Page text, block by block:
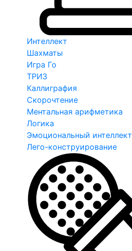
Интеллект
Шахматы
Игра Го
ТРИЗ
Каллиграфия
Скорочтение
Ментальная арифметика
Логика
Эмоциональный интеллект
Лего-конструирование